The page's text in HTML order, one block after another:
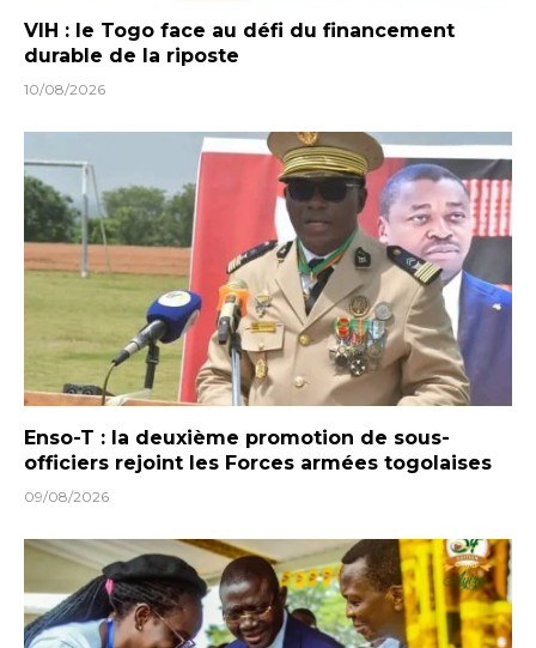
VIH : le Togo face au défi du financement
durable de la riposte
10/08/2026
Enso-T : la deuxième promotion de sous-
officiers rejoint les Forces armées togolaises
09/08/2026